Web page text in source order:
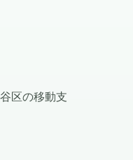
区の移動支